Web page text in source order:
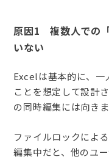
原因1 複数人での
いない
Excelは基本的に、一
ことを想定して設計
の同時編集には向きま
ファイルロックによ
編集中だと、他のユ